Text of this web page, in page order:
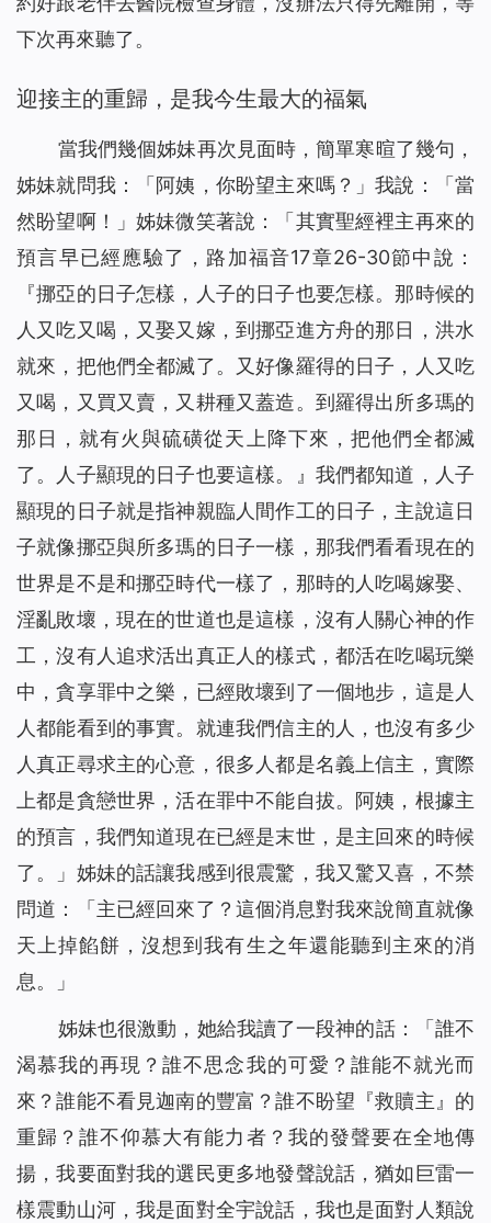
下次再來聽了。
迎接主的重歸，是我今生最大的福氣
當我們幾個姊妹再次見面時，簡單寒暄了幾句，
姊妹就問我：「阿姨，你盼望主來嗎？」我說：「當
然盼望啊！」姊妹微笑著說：「其實聖經裡主再來的
預言早已經應驗了，路加福音17章26-30節中說：
『挪亞的日子怎樣，人子的日子也要怎樣。那時候的
人又吃又喝，又娶又嫁，到挪亞進方舟的那日，洪水
就來，把他們全都滅了。又好像羅得的日子，人又吃
又喝，又買又賣，又耕種又蓋造。到羅得出所多瑪的
那日，就有火與硫磺從天上降下來，把他們全都滅
了。人子顯現的日子也要這樣。
』我們都知道，人子
顯現的日子就是指神親臨人間作工的日子，主說這日
子就像挪亞與所多瑪的日子一樣，那我們看看現在的
世界是不是和挪亞時代一樣了，那時的人吃喝嫁娶、
淫亂敗壞，現在的世道也是這樣，沒有人關心神的作
工，沒有人追求活出真正人的樣式，都活在吃喝玩樂
中，貪享罪中之樂，已經敗壞到了一個地步，這是人
人都能看到的事實。就連我們信主的人，也沒有多少
人真正尋求主的心意，很多人都是名義上信主，實際
上都是貪戀世界，活在罪中不能自拔。阿姨，根據主
的預言，我們知道現在已經是末世，是主回來的時候
了。」姊妹的話讓我感到很震驚，我又驚又喜，不禁
問道：「主已經回來了？這個消息對我來說簡直就像
天上掉餡餅，沒想到我有生之年還能聽到主來的消
息。」
姊妹也很激動，她給我讀了一段神的話：「 誰不
渴慕我的再現？誰不思念我的可愛？誰能不就光而
來？誰能不看見迦南的豐富？誰不盼望『救贖主』的
重歸？誰不仰慕大有能力者？我的發聲要在全地傳
揚，我要面對我的選民更多地發聲說話，猶如巨雷一
樣震動山河，我是面對全宇說話，我也是面對人類說